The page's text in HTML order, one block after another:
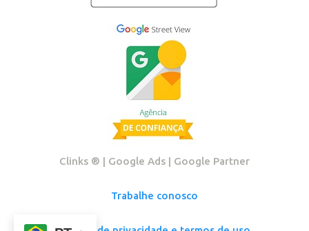
Clinks ®️ | Google Ads | Google Partner
Trabalhe conosco